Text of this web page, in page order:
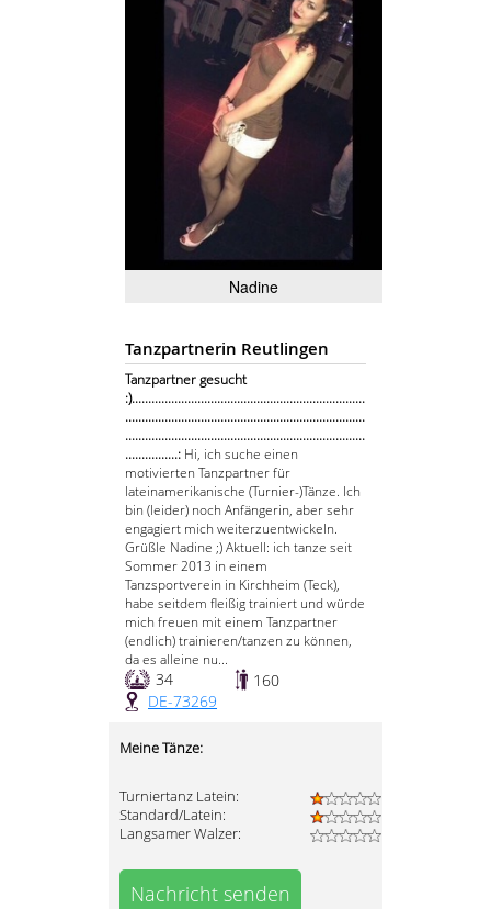
Nadine
Tanzpartnerin Reutlingen
Tanzpartner gesucht
:).......................................................................
.........................................................................
.........................................................................
................: Hi, ich suche einen
motivierten Tanzpartner für
lateinamerikanische (Turnier-)Tänze. Ich
bin (leider) noch Anfängerin, aber sehr
engagiert mich weiterzuentwickeln.
Grüßle Nadine ;) Aktuell: ich tanze seit
Sommer 2013 in einem
Tanzsportverein in Kirchheim (Teck),
habe seitdem fleißig trainiert und würde
mich freuen mit einem Tanzpartner
(endlich) trainieren/tanzen zu können,
da es alleine nu...
34
160
DE-73269
Meine Tänze:
Turniertanz Latein:
Standard/Latein:
Langsamer Walzer:
Nachricht senden